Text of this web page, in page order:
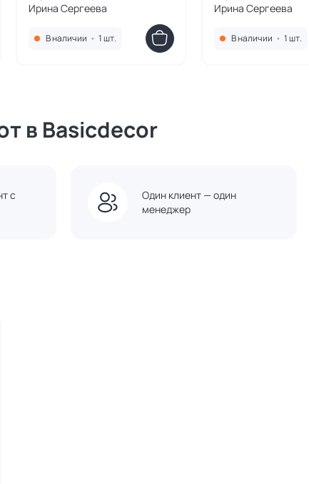
Ирина Сергеева
В наличии • 1 шт.
Ирина Сергеева
В наличии • 1 шт.
в Basicdecor
с
Один клиент — один
менеджер